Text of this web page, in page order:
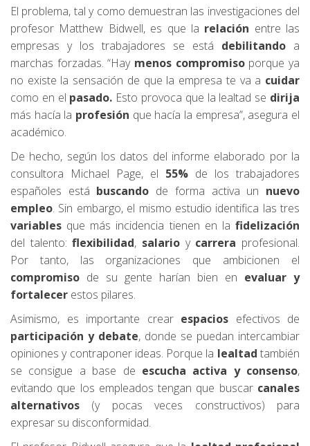
El problema, tal y como demuestran las investigaciones del
profesor Matthew Bidwell, es que la relación entre las
empresas y los trabajadores se está debilitando a
marchas forzadas. “Hay menos compromisoporque ya
no existe la sensación de que la empresa te va a cuidar
como en el pasado. Esto provoca que la lealtad se dirija
más hacía la profesión que hacía la empresa”, asegura el
académico.
De hecho, según los datos del informe elaborado por la
consultora Michael Page, el 55% de los trabajadores
españoles está buscando de forma activa un nuevo
empleo. Sin embargo, el mismo estudio identifica las tres
variables que más incidencia tienen en la fidelización
del talento:flexibilidad, salario y carrera profesional.
Por tanto, las organizaciones que ambicionen el
compromiso de su gente harían bien en evaluar y
fortalecer estos pilares.
Asimismo, es importante crear espacios efectivos de
participación y debate, donde se puedan intercambiar
opiniones y contraponer ideas. Porque la lealtadtambién
se consigue a base de escucha activa y consenso,
evitando que los empleados tengan que buscar canales
alternativos (y pocas veces constructivos) para
expresar su disconformidad.